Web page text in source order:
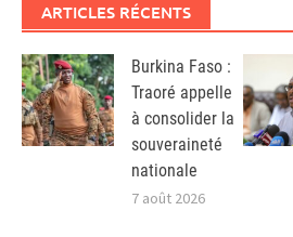
ARTICLES RÉCENTS
Burkina Faso :
Traoré appelle
à consolider la
souveraineté
nationale
7 août 2026